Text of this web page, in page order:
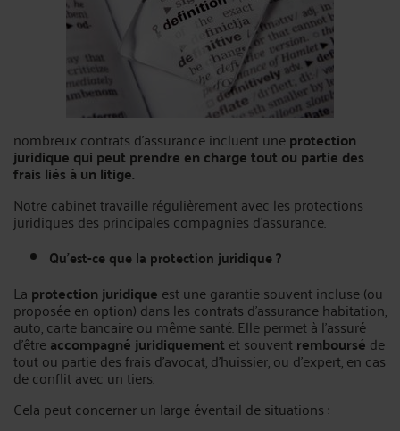
nombreux contrats d’assurance incluent uneprotection
juridique qui peut prendre en charge tout ou partie des
frais liés à un litige.
Notre cabinet travaille régulièrement avec les protections
juridiques des principales compagnies d’assurance.
Qu’est-ce que la protection juridique ?
La protection juridique est une garantie souvent incluse (ou
proposée en option) dans les contrats d’assurance habitation,
auto, carte bancaire ou même santé. Elle permet à l’assuré
d’êtreaccompagné juridiquementet souventremboursé de
tout ou partie des frais d’avocat, d’huissier, ou d’expert, en cas
de conflit avec un tiers.
Cela peut concerner un large éventail de situations :